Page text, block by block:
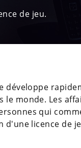
de jeu.
développe
le monde. Les
qui
licence de